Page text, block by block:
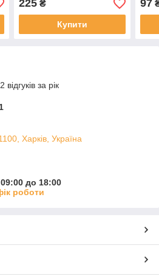
225₴
Купити
97
за рік
Харків, Україна
до 18:00
роботи